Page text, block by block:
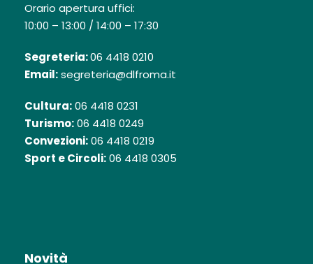
Orario apertura uffici:
10:00 – 13:00 / 14:00 – 17:30
Segreteria:06 4418 0210
Email:segreteria@dlfroma.it
Cultura:06 4418 0231
Turismo:06 4418 0249
Convezioni:06 4418 0219
Sport e Circoli:06 4418 0305
Novità